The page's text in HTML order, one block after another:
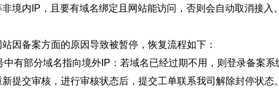
境内IP，且要有域名绑定且网站能访问，否则会自动取消接
因备案方面的原因导致被暂停，恢复流程如下：
中有部分域名指向境外IP：若域名已经过期不用，则登录备案系
提交审核，进行审核状态后，提交工单联系我司解除封停状态